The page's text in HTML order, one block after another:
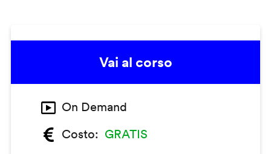
Vai al corso
On Demand
Costo
GRATIS